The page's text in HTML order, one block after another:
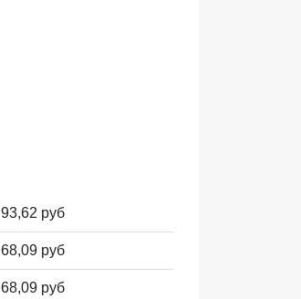
93,62 руб
68,09 руб
68,09 руб